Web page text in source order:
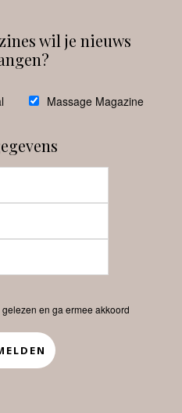
wil je nieuws
Massage Magazine
en ga ermee akkoord